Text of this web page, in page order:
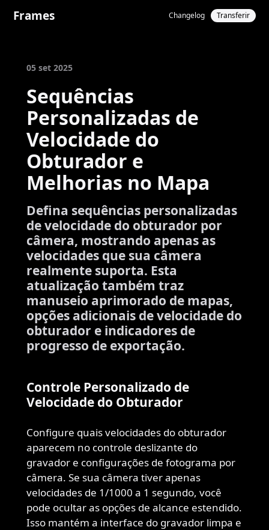
Frames Changelog Transferir
05 set 2025
Sequências
Personalizadas de
Velocidade do
Obturador e
Melhorias no Mapa
Defina sequências personalizadas
de velocidade do obturador por
câmera, mostrando apenas as
velocidades que sua câmera
realmente suporta. Esta
atualização também traz
manuseio aprimorado de mapas,
opções adicionais de velocidade do
obturador e indicadores de
progresso de exportação.
Controle Personalizado de
Velocidade do Obturador
Configure quais velocidades do obturador
aparecem no controle deslizante do
gravador e configurações de fotograma por
câmera. Se sua câmera tiver apenas
velocidades de 1/1000 a 1 segundo, você
pode ocultar as opções de alcance estendido.
Isso mantém a interface do gravador limpa e